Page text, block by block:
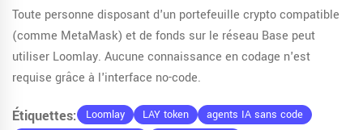
Toute personne disposant d'un portefeuille crypto compatible
(comme MetaMask) et de fonds sur le réseau Base peut
utiliser Loomlay. Aucune connaissance en codage n'est
requise grâce à l'interface no-code.
Étiquettes: Loomlay LAY token
agents IA sans code